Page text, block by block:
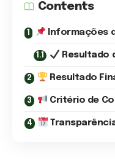
Contents
Informações
Resultado
Resultado
Critério de